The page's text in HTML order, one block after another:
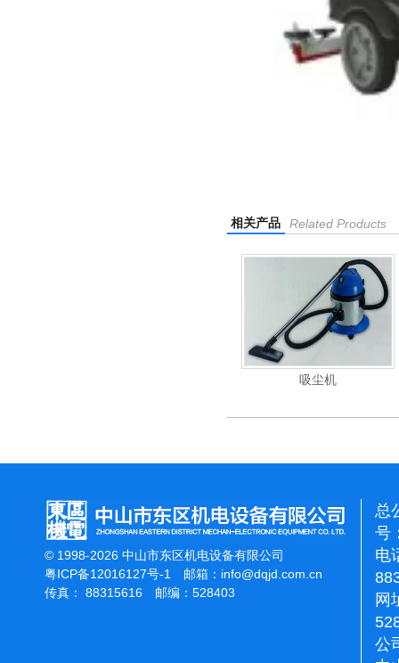
相关产品 Related Products
吸尘机
© 1998-2026 中山市东区机电设备有限公司
粤ICP备12016127号-1 邮箱： info@dqjd.com.cn
传真： 88315616 邮编：528403
总
号
电
网
公